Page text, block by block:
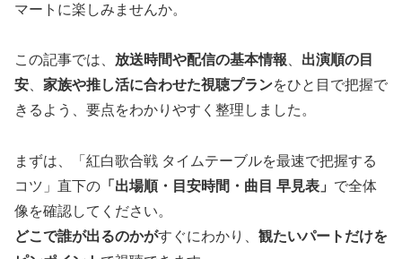
マートに楽しみませんか。
この記事では、 放送時間や配信の基本情報
出演順の目
安
家族や推し活に合わせた視聴プランをひと目で把握で
きるよう、要点をわかりやすく整理しました。
まずは、「紅白歌合戦 タイムテーブルを最速で把握する
コツ」直下の 「出場順・目安時間・曲目 早見表」 で全体
像を確認してください。
どこで誰が出るのかがすぐにわかり、 観たいパートだけを